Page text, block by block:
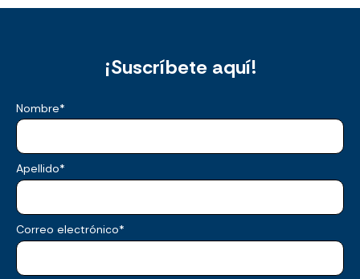
¡Suscríbete aquí!
Nombre*
Apellido*
Correo electrónico*